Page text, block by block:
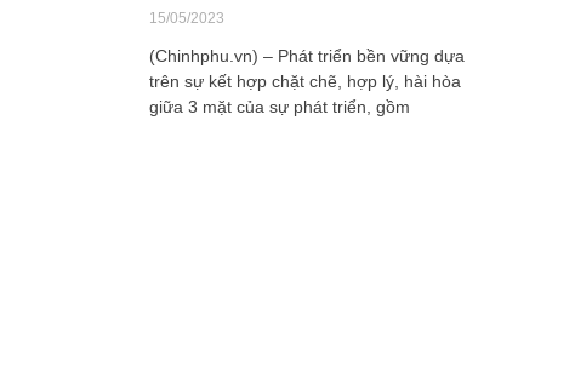
15/05/2023
(Chinhphu.vn) – Phát triển bền vững dựa
trên sự kết hợp chặt chẽ, hợp lý, hài hòa
giữa 3 mặt của sự phát triển, gồm